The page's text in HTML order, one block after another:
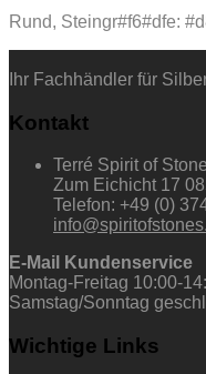
Rund, Steingr#f6#dfe:
Ihr Fachhändler für
Kontakt
Terré Spirit of
Zum Eichicht 17
Telefon: +49 (0)
E-Mail Kundenservice
Montag-Freitag 10:00-
Samstag/Sonntag
Wichtige Links